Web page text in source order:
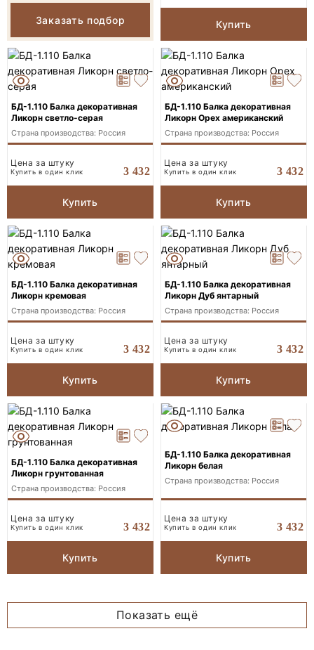
Заказать подбор Купить
БД-1.110 Балка декоративная
Ликорн светло-серая
Страна производства: Россия
Цена за штуку
Купить в один клик 3 432
Купить
БД-1.110 Балка декоративная
Ликорн Орех американский
Страна производства: Россия
Цена за штуку
Купить в один клик 3 432
Купить
БД-1.110 Балка декоративная
Ликорн кремовая
Страна производства: Россия
Цена за штуку
Купить в один клик 3 432
Купить
БД-1.110 Балка декоративная
Ликорн Дуб янтарный
Страна производства: Россия
Цена за штуку
Купить в один клик 3 432
Купить
БД-1.110 Балка декоративная
Ликорн грунтованная
Страна производства: Россия
Цена за штуку
Купить в один клик 3 432
Купить
БД-1.110 Балка декоративная
Ликорн белая
Страна производства: Россия
Цена за штуку
Купить в один клик 3 432
Купить
Показать ещё